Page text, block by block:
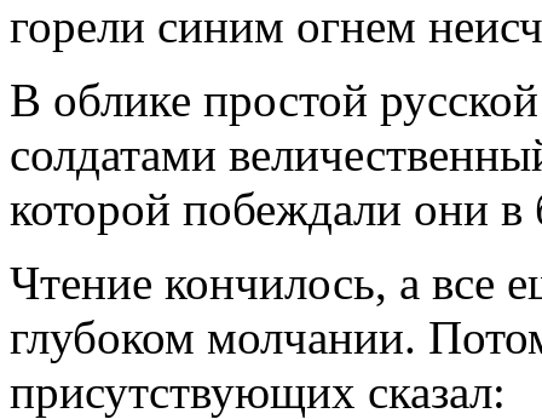
горели синим огнем
В облике простой
солдатами
которой побеждали они в
Чтение кончилось, а все
глубоком молчании.
присутствующих сказал: